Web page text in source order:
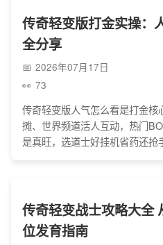
传奇轻变版打金实操：
全分享
2026年07月17日
73
传奇轻变版人气怎么看是打金
摊、世界频道活人互动，热门
是真旺，选道士好挂机省药还
传奇轻变战士攻略大全
位发育指南